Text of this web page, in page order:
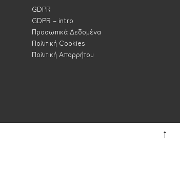
GDPR
GDPR – intro
Προσωπικά Δεδομένα
Πολιτική Cookies
Πολιτική Απορρήτου
↑